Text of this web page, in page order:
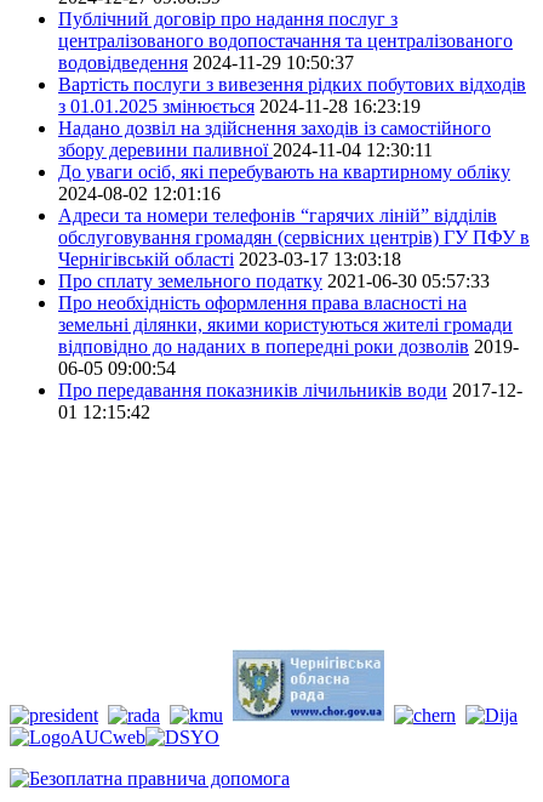
Публічний договір про надання послуг з
централізованого водопостачання та централізованого
водовідведення 2024-11-29 10:50:37
Вартість послуги з вивезення рідких побутових відходів
з 01.01.2025 змінюється 2024-11-28 16:23:19
Надано дозвіл на здійснення заходів із самостійного
збору деревини паливної2024-11-04 12:30:11
До уваги осіб, які перебувають на квартирному обліку
2024-08-02 12:01:16
Адреси та номери телефонів “гарячих ліній” відділів
обслуговування громадян (сервісних центрів) ГУ ПФУ в
Чернігівській області 2023-03-17 13:03:18
Про сплату земельного податку 2021-06-30 05:57:33
Про необхідність оформлення права власності на
земельні ділянки, якими користуються жителі громади
відповідно до наданих в попередні роки дозволів 2019-
06-05 09:00:54
Про передавання показників лічильників води 2017-12-
01 12:15:42